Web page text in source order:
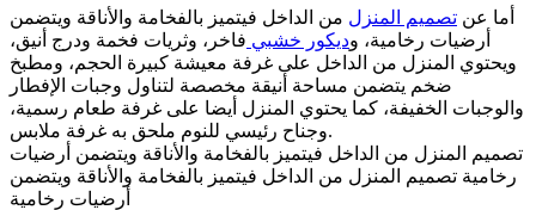
أما عن تصميم المنزل من الداخل فيتميز بالفخامة والأناقة ويتضمن
أرضيات رخامية، وديكور خشبي فاخر، وثريات فخمة ودرج أنيق،
ويحتوي المنزل من الداخل على غرفة معيشة كبيرة الحجم، ومطبخ
ضخم يتضمن مساحة أنيقة مخصصة لتناول وجبات الإفطار
والوجبات الخفيفة، كما يحتوي المنزل أيضا على غرفة طعام رسمية،
وجناح رئيسي للنوم ملحق به غرفة ملابس.
تصميم المنزل من الداخل فيتميز بالفخامة والأناقة ويتضمن أرضيات
رخامية تصميم المنزل من الداخل فيتميز بالفخامة والأناقة ويتضمن
أرضيات رخامية